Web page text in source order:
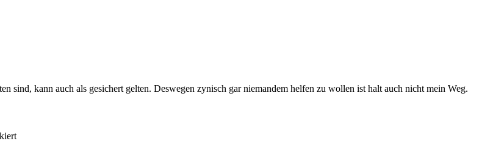
sind, kann auch als gesichert gelten. Deswegen zynisch gar niemandem helfen zu wollen ist halt auch nicht mein Weg.